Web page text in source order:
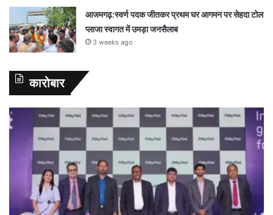
आजमगढ़:स्वर्ण पदक जीतकर प्रथम घर आगमन पर सेहदा टोल
प्लाजा स्वागत में उमड़ा जनसैलाब
3 weeks ago
कारोबार